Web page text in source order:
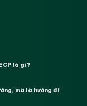
là gì?
mà là hướng đi